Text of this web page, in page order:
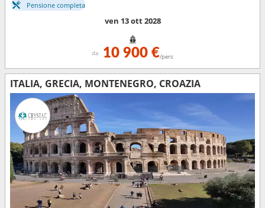
Pensione completa
ven 13 ott 2028
da 10 900 €/pers
ITALIA, GRECIA, MONTENEGRO, CROAZIA